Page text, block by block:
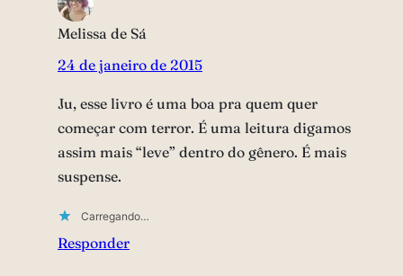
Melissa de Sá
24 de janeiro de 2015
Ju, esse livro é uma boa pra quem quer
começar com terror. É uma leitura digamos
assim mais “leve” dentro do gênero. É mais
suspense.
Carregando…
Responder